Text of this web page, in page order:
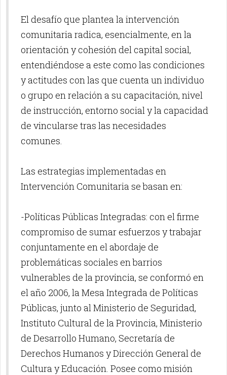
El desafío que plantea la intervención
comunitaria radica, esencialmente, en la
orientación y cohesión del capital social,
entendiéndose a este como las condiciones
y actitudes con las que cuenta un individuo
o grupo en relación a su capacitación, nivel
de instrucción, entorno social y la capacidad
de vincularse tras las necesidades
comunes.
Las estrategias implementadas en
Intervención Comunitaria se basan en:
-Políticas Públicas Integradas: con el firme
compromiso de sumar esfuerzos y trabajar
conjuntamente en el abordaje de
problemáticas sociales en barrios
vulnerables de la provincia, se conformó en
el año 2006, la Mesa Integrada de Políticas
Públicas, junto al Ministerio de Seguridad,
Instituto Cultural de la Provincia, Ministerio
de Desarrollo Humano, Secretaría de
Derechos Humanos y Dirección General de
Cultura y Educación. Posee como misión